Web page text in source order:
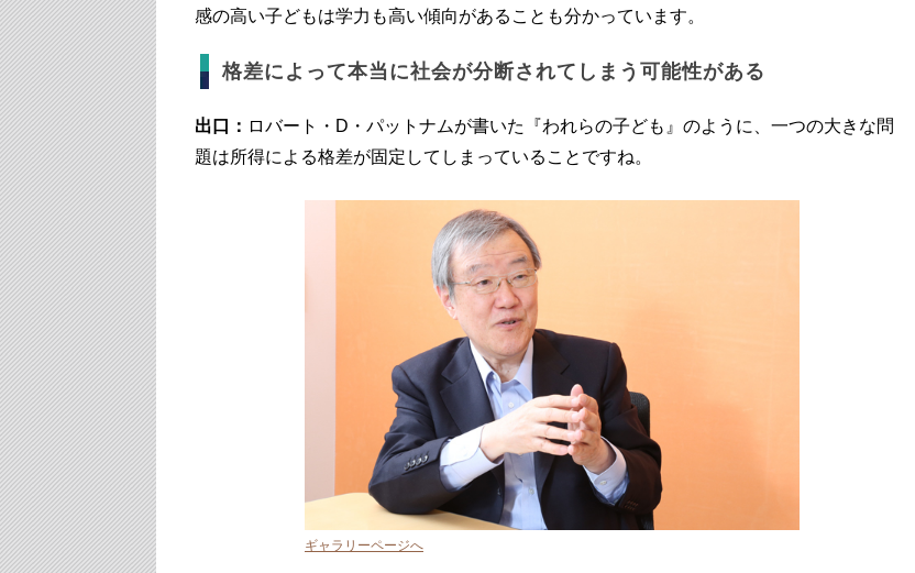
感の高い子どもは学力も高い傾向があることも分かっています。
格差によって本当に社会が分断されてしまう可能性がある
出口： ロバート・D・パットナムが書いた『われらの子ども』のように、一つの大きな問
題は所得による格差が固定してしまっていることですね。
ギャラリーページへ